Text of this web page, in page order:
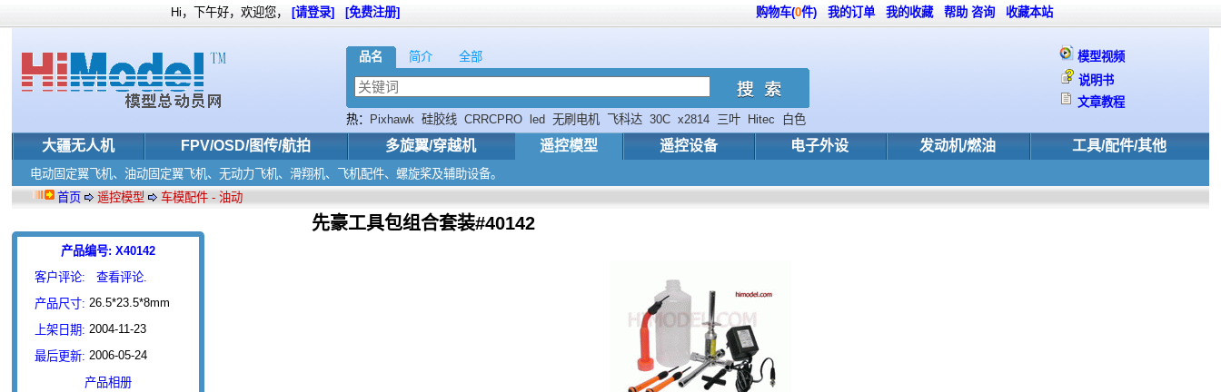
品名 简介 全部
热： Pixhawk 硅胶线 CRRCPRO led 无刷电机 飞科达 30C x2814 三叶 Hitec
白色
华科尔
模型视频
说明书
文章教程
大疆无人机 FPV/OSD/图传/航拍 多旋翼/穿越机 遥控模型 遥控设备 电子外设 发动机/燃油 工具/配件/其他
Hi，下午好，欢迎您， [请登录] [免费注册] 购物车(0件) 我的订单 我的收藏 帮助 咨询 收藏本站
电动固定翼飞机、油动固定翼飞机、无动力飞机、滑翔机、飞机配件、螺旋桨及辅助设备。
首页
遥控模型 车模配件 - 油动
产品编号: X40142
客户评论:
查看评论.
产品尺寸: 26.5*23.5*8mm
上架日期: 2004-11-23
最后更新: 2006-05-24
产品相册
先豪工具包组合套装#40142